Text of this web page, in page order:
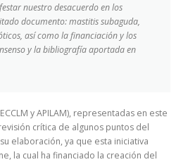
nuestro desacuerdo en los
documento: mastitis subaguda,
así como la financiación y los
y la bibliografía aportada en
y APILAM), representadas en este
crítica de algunos puntos del
elaboración, ya que esta iniciativa
la cual ha financiado la creación del